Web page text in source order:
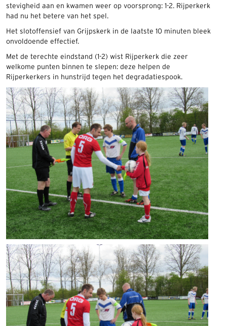
stevigheid aan en kwamen weer op voorsprong: 1-2. Rijperkerk
had nu het betere van het spel.
Het slotoffensief van Grijpskerk in de laatste 10 minuten bleek
onvoldoende effectief.
Met de terechte eindstand (1-2) wist Rijperkerk die zeer
welkome punten binnen te slepen: deze helpen de
Rijperkerkers in hunstrijd tegen het degradatiespook.